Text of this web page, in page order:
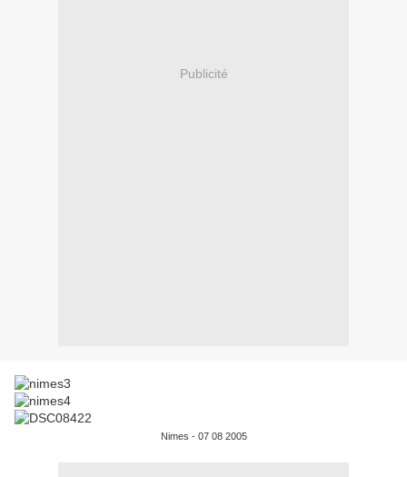
Publicité
Nimes - 07 08 2005